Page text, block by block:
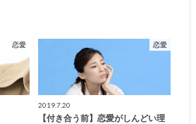
恋愛 恋愛
2019.7.20
【付き合う前】恋愛がしんどい理